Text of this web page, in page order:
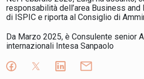
responsabilità dell’area Business and
di ISPIC e riporta al Consiglio di
Da Marzo 2025, è Consulente senior
internazionali Intesa Sanpaolo